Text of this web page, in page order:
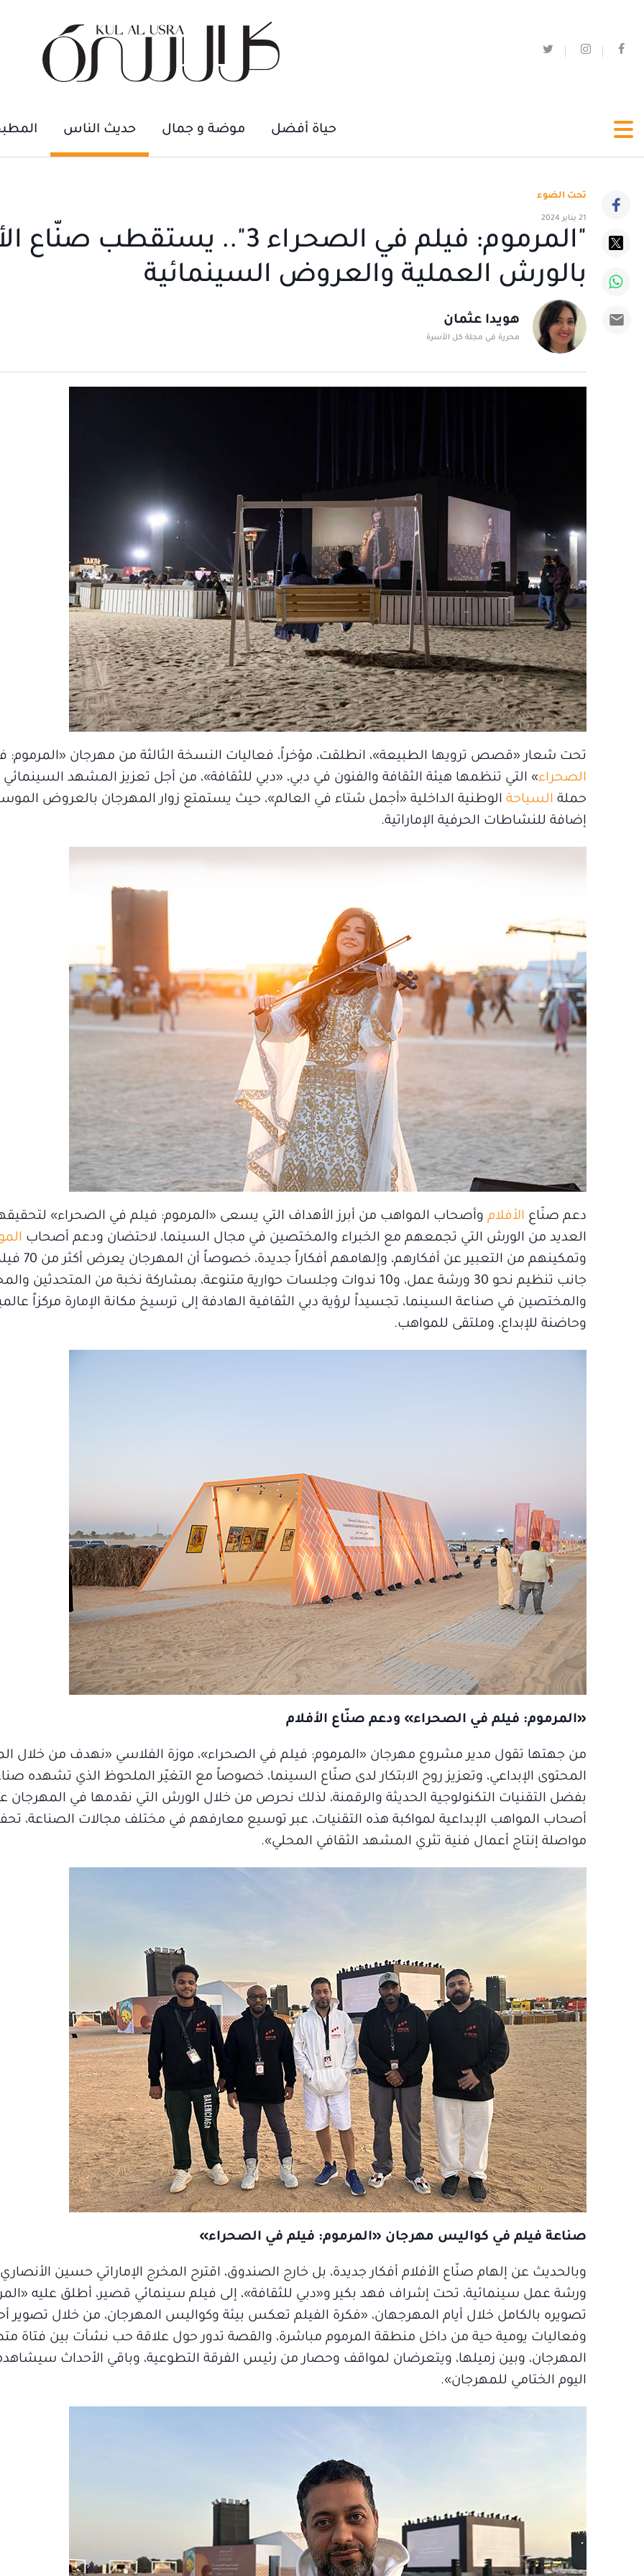
حياة أفضل موضة و جمال حديث الناس
تحت الضوء
21 يناير 2024
"المرموم: فيلم في الصحراء 3".. يستقطب
بالورش العملية والعروض السينمائية
هويدا عثمان
محررة في مجلة كل الأسرة
تحت شعار «قصص ترويها الطبيعة»، انطلقت، مؤخراً، فعاليات النسخة الثالثة من مهرجان «المرموم:
الصحراء» التي تنظمها هيئة الثقافة والفنون في دبي، «دبي للثقافة»، من أجل تعزيز المشهد
حملة السياحة الوطنية الداخلية «أجمل شتاء في العالم»، حيث يستمتع زوار المهرجان بالعروض
إضافة للنشاطات الحرفية الإماراتية.
دعم صنّاع الأفلام وأصحاب المواهب من أبرز الأهداف التي يسعى «المرموم: فيلم في الصحراء»
العديد من الورش التي تجمعهم مع الخبراء والمختصين في مجال السينما، لاحتضان ودعم أصحاب
وتمكينهم من التعبير
جانب تنظيم نحو 30 ورشة عمل، و10 ندوات وجلسات حوارية متنوعة، بمشاركة نخبة من المتحدثين
والمختصين في صناعة السينما، تجسيداً لرؤية دبي الثقافية الهادفة إلى ترسيخ مكانة الإمارة مركزاً
وحاضنة للإبداع، وملتقى للمواهب.
«المرموم: فيلم في الصحراء» ودعم صنّاع الأفلام
من جهتها تقول مدير مشروع مهرجان «المرموم: فيلم في الصحراء»، موزة الفلاسي «نهدف من خلال
المحتوى الإبداعي، وتعزيز روح الابتكار لدى صنّاع السينما، خصوصاً مع التغيّر الملحوظ الذي تشهده
بفضل التقنيات التكنولوجية الحديثة والرقمنة، لذلك نحرص من خلال الورش التي نقدمها في
أصحاب المواهب الإبداعية لمواكبة هذه التقنيات، عبر توسيع معارفهم في مختلف مجالات الصناعة،
مواصلة إنتاج أعمال فنية تثري المشهد الثقافي المحلي».
صناعة فيلم في كواليس مهرجان «المرموم: فيلم في الصحراء»
وبالحديث عن إلهام صنّاع الأفلام أفكار جديدة، بل خارج الصندوق، اقترح المخرج الإماراتي حسين
ورشة عمل سينمائية، تحت إشراف فهد بكير و«دبي للثقافة»، إلى فيلم سينمائي قصير، أطلق عليه
تصويره بالكامل خلال أيام المهرجهان، «فكرة الفيلم تعكس بيئة وكواليس المهرجان، من خلال تصوير
وفعاليات يومية حية من داخل منطقة المرموم مباشرة، والقصة تدور حول علاقة حب نشأت بين فتاة
المهرجان، وبين زميلها، ويتعرضان لمواقف وحصار من رئيس الفرقة التطوعية، وباقي الأحداث
اليوم الختامي للمهرجان».